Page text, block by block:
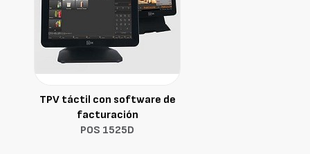
TPV táctil con software de
facturación
POS 1525D